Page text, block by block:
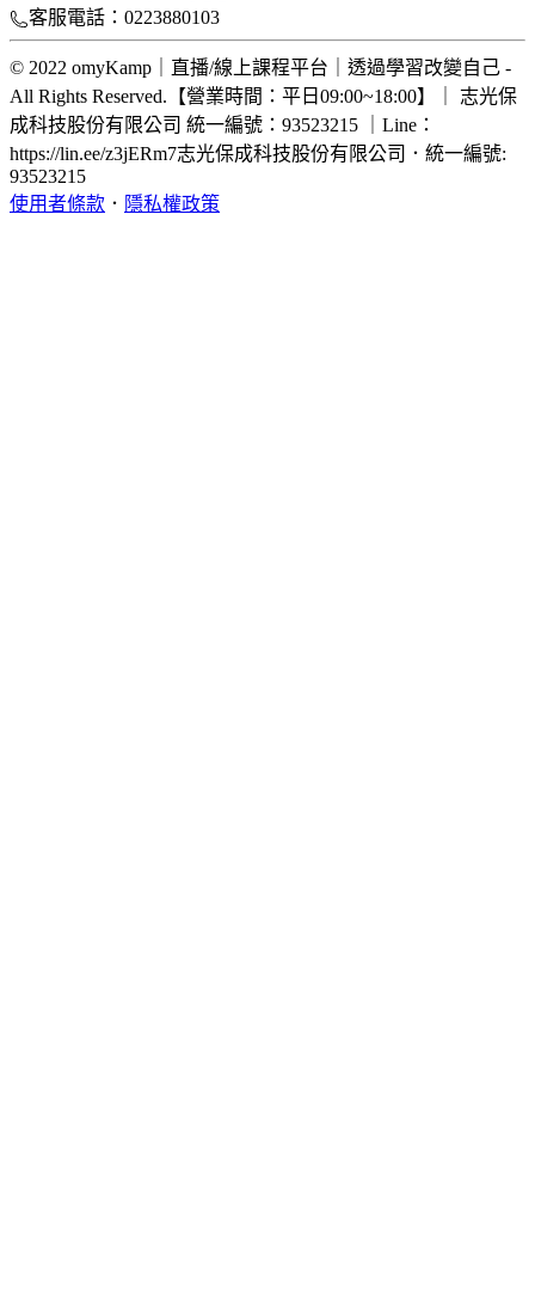
客服電話：0223880103
© 2022 omyKamp｜直播/線上課程平台｜透過學習改變自己 -
All Rights Reserved.【營業時間：平日09:00~18:00】｜ 志光保
成科技股份有限公司 統一編號：93523215 ｜Line：
https://lin.ee/z3jERm7志光保成科技股份有限公司 ． 統一編號:
93523215
使用者條款 ． 隱私權政策